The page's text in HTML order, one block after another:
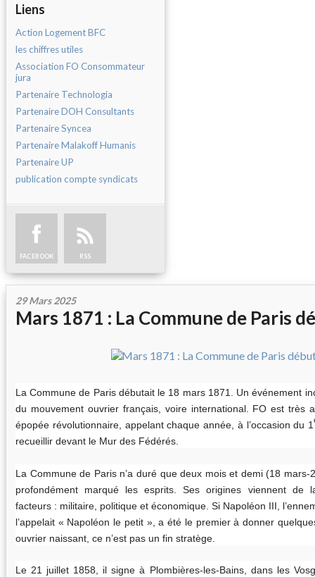
Liens
Action Logement BFC
les chiffres utiles
Association FO Consommateur
jura
Partenaire Technologia
Partenaire DOH Consultants
Partenaire Syncea
Partenaire Malakoff Humanis
Partenaire UP
publication compte syndicats
FACEBOOK RSS
29 Mars 2025
Mars 1871 : La Commune de Paris
La Commune de Paris débutait le 18 mars 1871. Un événement
du mouvement ouvrier français, voire international. FO est très
épopée révolutionnaire, appelant chaque année, à l’occasion du 1
recueillir devant le Mur des Fédérés.
La Commune de Paris n’a duré que deux mois et demi (18
profondément marqué les esprits. Ses origines viennent de
facteurs : militaire, politique et économique. Si Napoléon III,
l’appelait « Napoléon le petit », a été le premier à donner
ouvrier naissant, ce n’est pas un fin stratège.
Le 21 juillet 1858, il signe à Plombières-les-Bains, dans les